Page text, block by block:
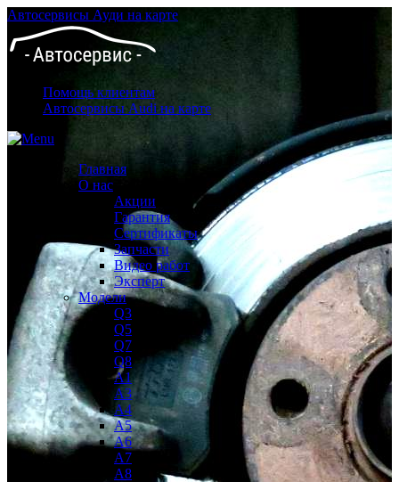
Автосервисы Ауди на карте
Помощь клиентам
Автосервисы Audi на карте
Главная
О нас
Акции
Гарантия
Сертификаты
Запчасти
Видео работ
Эксперт
Модели
Q3
Q5
Q7
Q8
A1
A3
A4
A5
A6
A7
A8